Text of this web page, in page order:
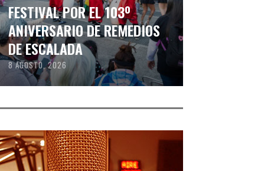
FESTIVAL POR EL 103º
ANIVERSARIO DE REMEDIOS
DE ESCALADA
8 AGOSTO, 2026